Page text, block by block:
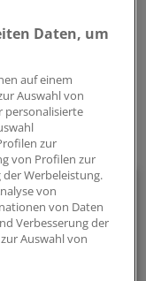
0
E-Akte Berufspolitik
Entwicklung rasant
immer auf dem
Daten, um
auf einem
Auswahl von
personalisierte
zur
von Profilen zur
Werbeleistung.
von
von Daten
Verbesserung der
Auswahl von